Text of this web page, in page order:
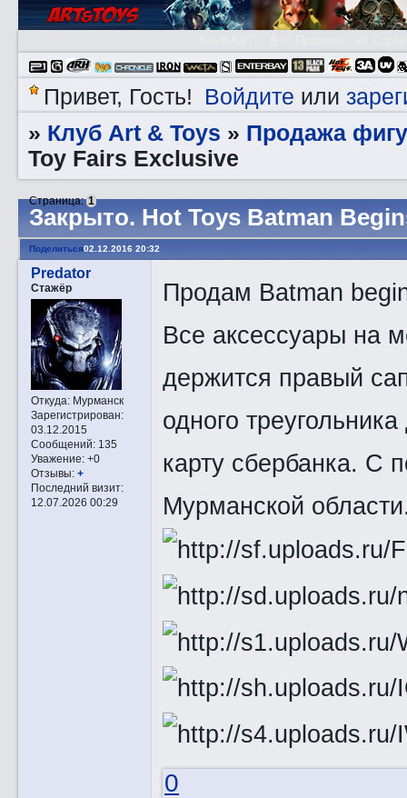
Привет, Гость! Войдите или
» Клуб Art & Toys » Продажа
Toy Fairs Exclusive
Закрытo. Hot Toys Batman
Страница:1
Поделиться02.12.2016 20:32
Predator
Стажёр
Откуда:Мурманск
Зарегистрирован:
03.12.2015
Сообщений:135
Уважение: +0
Отзывы: +
Последний визит:
12.07.2026 00:29
Продам Batman
Все аксессуары на
держится правый
одного
карту сбербанка. С
Мурманской
0